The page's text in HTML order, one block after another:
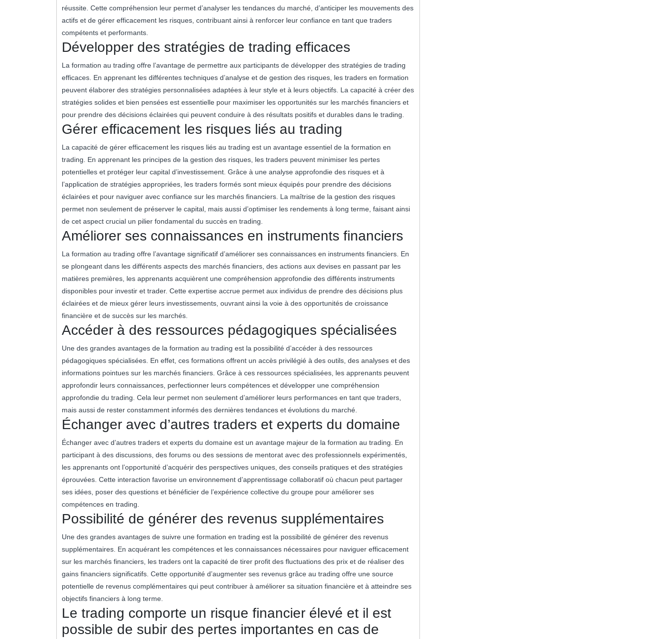
réussite. Cette compréhension leur permet d’analyser les tendances du marché, d’anticiper les mouvements des
actifs et de gérer efficacement les risques, contribuant ainsi à renforcer leur confiance en tant que traders
compétents et performants.
Développer des stratégies de trading efficaces
La formation au trading offre l’avantage de permettre aux participants de développer des stratégies de trading
efficaces. En apprenant les différentes techniques d’analyse et de gestion des risques, les traders en formation
peuvent élaborer des stratégies personnalisées adaptées à leur style et à leurs objectifs. La capacité à créer des
stratégies solides et bien pensées est essentielle pour maximiser les opportunités sur les marchés financiers et
pour prendre des décisions éclairées qui peuvent conduire à des résultats positifs et durables dans le trading.
Gérer efficacement les risques liés au trading
La capacité de gérer efficacement les risques liés au trading est un avantage essentiel de la formation en
trading. En apprenant les principes de la gestion des risques, les traders peuvent minimiser les pertes
potentielles et protéger leur capital d’investissement. Grâce à une analyse approfondie des risques et à
l’application de stratégies appropriées, les traders formés sont mieux équipés pour prendre des décisions
éclairées et pour naviguer avec confiance sur les marchés financiers. La maîtrise de la gestion des risques
permet non seulement de préserver le capital, mais aussi d’optimiser les rendements à long terme, faisant ainsi
de cet aspect crucial un pilier fondamental du succès en trading.
Améliorer ses connaissances en instruments financiers
La formation au trading offre l’avantage significatif d’améliorer ses connaissances en instruments financiers. En
se plongeant dans les différents aspects des marchés financiers, des actions aux devises en passant par les
matières premières, les apprenants acquièrent une compréhension approfondie des différents instruments
disponibles pour investir et trader. Cette expertise accrue permet aux individus de prendre des décisions plus
éclairées et de mieux gérer leurs investissements, ouvrant ainsi la voie à des opportunités de croissance
financière et de succès sur les marchés.
Accéder à des ressources pédagogiques spécialisées
Une des grandes avantages de la formation au trading est la possibilité d’accéder à des ressources
pédagogiques spécialisées. En effet, ces formations offrent un accès privilégié à des outils, des analyses et des
informations pointues sur les marchés financiers. Grâce à ces ressources spécialisées, les apprenants peuvent
approfondir leurs connaissances, perfectionner leurs compétences et développer une compréhension
approfondie du trading. Cela leur permet non seulement d’améliorer leurs performances en tant que traders,
mais aussi de rester constamment informés des dernières tendances et évolutions du marché.
Échanger avec d’autres traders et experts du domaine
Échanger avec d’autres traders et experts du domaine est un avantage majeur de la formation au trading. En
participant à des discussions, des forums ou des sessions de mentorat avec des professionnels expérimentés,
les apprenants ont l’opportunité d’acquérir des perspectives uniques, des conseils pratiques et des stratégies
éprouvées. Cette interaction favorise un environnement d’apprentissage collaboratif où chacun peut partager
ses idées, poser des questions et bénéficier de l’expérience collective du groupe pour améliorer ses
compétences en trading.
Possibilité de générer des revenus supplémentaires
Une des grandes avantages de suivre une formation en trading est la possibilité de générer des revenus
supplémentaires. En acquérant les compétences et les connaissances nécessaires pour naviguer efficacement
sur les marchés financiers, les traders ont la capacité de tirer profit des fluctuations des prix et de réaliser des
gains financiers significatifs. Cette opportunité d’augmenter ses revenus grâce au trading offre une source
potentielle de revenus complémentaires qui peut contribuer à améliorer sa situation financière et à atteindre ses
objectifs financiers à long terme.
Le trading comporte un risque financier élevé et il est
possible de subir des pertes importantes en cas de